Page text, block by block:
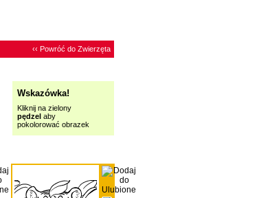
‹‹ Powróć do Zwierzęta
Wskazówka!
Kliknij na zielony
pędzel aby
pokolorować obrazek